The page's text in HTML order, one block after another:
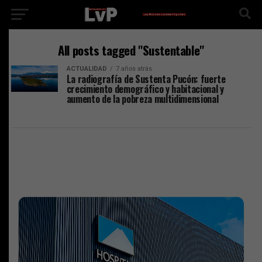
All posts tagged "Sustentable"
ACTUALIDAD 7 años atrás
La radiografía de Sustenta Pucón: fuerte
crecimiento demográfico y habitacional y
aumento de la pobreza multidimensional